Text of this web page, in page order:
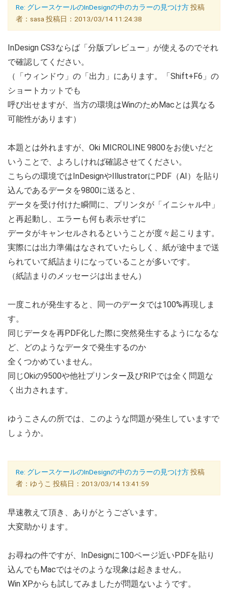
Re: グレースケールのInDesignの中のカラーの見つけ方投稿
者：sasa 投稿日：2013/03/14 11:24:38
InDesign CS3ならば「分版プレビュー」が使えるのでそれ
で確認してください。
（「ウィンドウ」の「出力」にあります。「Shift+F6」の
ショートカットでも
呼び出せますが、当方の環境はWinのためMacとは異なる
可能性があります）
本題とは外れますが、Oki MICROLINE 9800をお使いだと
いうことで、よろしければ確認させてください。
こちらの環境ではInDesignやIllustratorにPDF（AI）を貼り
込んであるデータを9800に送ると、
データを受け付けた瞬間に、プリンタが「イニシャル中」
と再起動し、エラーも何も表示せずに
データがキャンセルされるということが度々起こります。
実際には出力準備はなされていたらしく、紙が途中まで送
られていて紙詰まりになっていることが多いです。
（紙詰まりのメッセージは出ません）
一度これが発生すると、同一のデータでは100%再現しま
す。
同じデータを再PDF化した際に突然発生するようになるな
ど、どのようなデータで発生するのか
全くつかめていません。
同じOkiの9500や他社プリンター及びRIPでは全く問題な
く出力されます。
ゆうこさんの所では、このような問題が発生していますで
しょうか。
Re: グレースケールのInDesignの中のカラーの見つけ方投稿
者：ゆうこ 投稿日：2013/03/14 13:41:59
早速教えて頂き、ありがとうございます。
大変助かります。
お尋ねの件ですが、InDesignに100ページ近いPDFを貼り
込んでもMacではそのような現象は起きません。
Win XPからも試してみましたが問題ないようです。